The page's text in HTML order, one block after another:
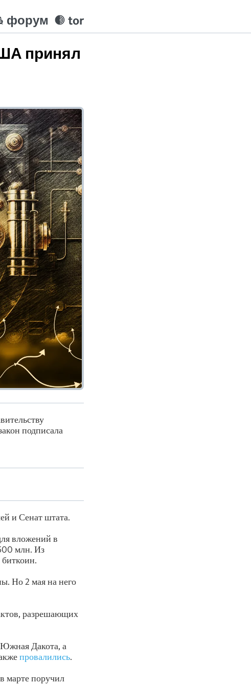
tor
форум
принял
подписала
и Сенат штата.
вложений в
млн. Из
Но 2 мая на него
разрешающих
Дакота, а
провалились.
марте поручил